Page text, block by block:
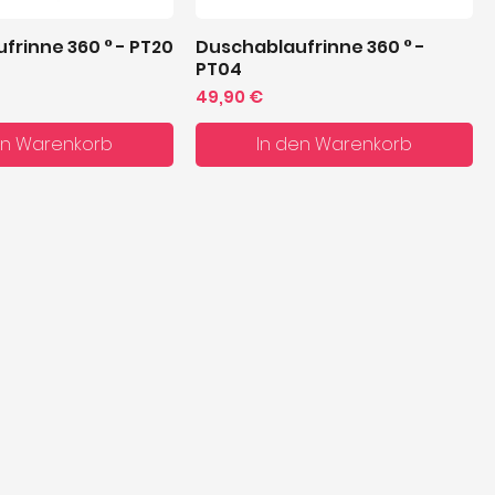
360 ° - PT20
Warenkorb
Schnellansicht
Duschablaufrinne 360 ° -
PT04
Preis
49,90 €
In den Warenkorb